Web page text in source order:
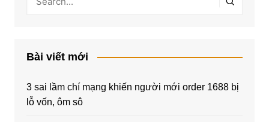
Bài viết mới
3 sai lầm chí mạng khiến người mới order 1688 bị
lỗ vốn, ôm sô